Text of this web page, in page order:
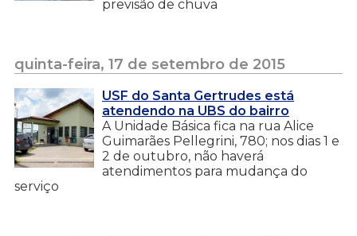
previsão de chuva
quinta-feira, 17 de setembro de 2015
USF do Santa Gertrudes está
atendendo na UBS do bairro
A Unidade Básica fica na rua Alice
Guimarães Pellegrini, 780; nos dias 1 e
2 de outubro, não haverá
atendimentos para mudança do
serviço